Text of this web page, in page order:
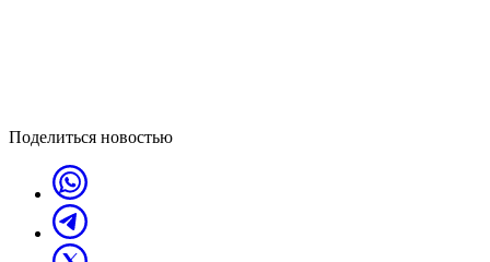
Поделиться новостью